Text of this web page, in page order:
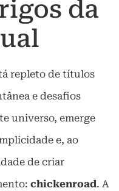
da
repleto de títulos
e desafios
universo, emerge
e, ao
de criar
chickenroad. A